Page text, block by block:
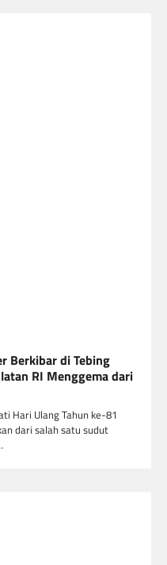
Berkibar di Tebing
RI Menggema dari
Hari Ulang Tahun ke-81
dari salah satu sudut